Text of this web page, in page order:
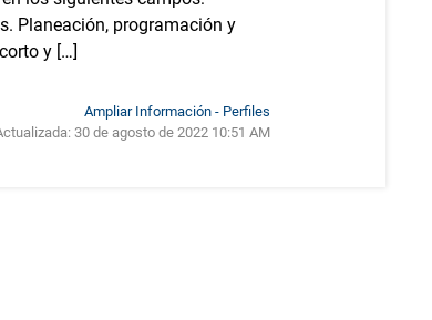
Planeación, programación y
y […]
Ampliar Información - Perfiles
30 de agosto de 2022 10:51 AM